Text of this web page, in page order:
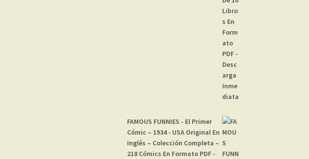
FAMOUS FUNNIES - El Primer
Cómic – 1934 - USA Original En
Inglés – Colección Completa –
218 Cómics En Formato PDF -